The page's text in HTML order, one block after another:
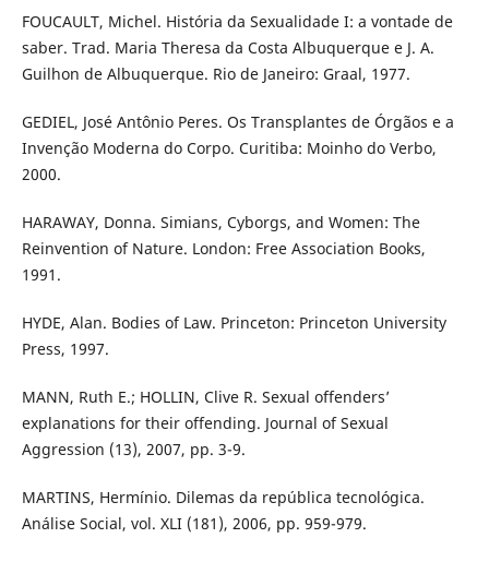
FOUCAULT, Michel. História da Sexualidade I: a vontade de
saber. Trad. Maria Theresa da Costa Albuquerque e J. A.
Guilhon de Albuquerque. Rio de Janeiro: Graal, 1977.
GEDIEL, José Antônio Peres. Os Transplantes de Órgãos e a
Invenção Moderna do Corpo. Curitiba: Moinho do Verbo,
2000.
HARAWAY, Donna. Simians, Cyborgs, and Women: The
Reinvention of Nature. London: Free Association Books,
1991.
HYDE, Alan. Bodies of Law. Princeton: Princeton University
Press, 1997.
MANN, Ruth E.; HOLLIN, Clive R. Sexual offenders’
explanations for their offending. Journal of Sexual
Aggression (13), 2007, pp. 3-9.
MARTINS, Hermínio. Dilemas da república tecnológica.
Análise Social, vol. XLI (181), 2006, pp. 959-979.